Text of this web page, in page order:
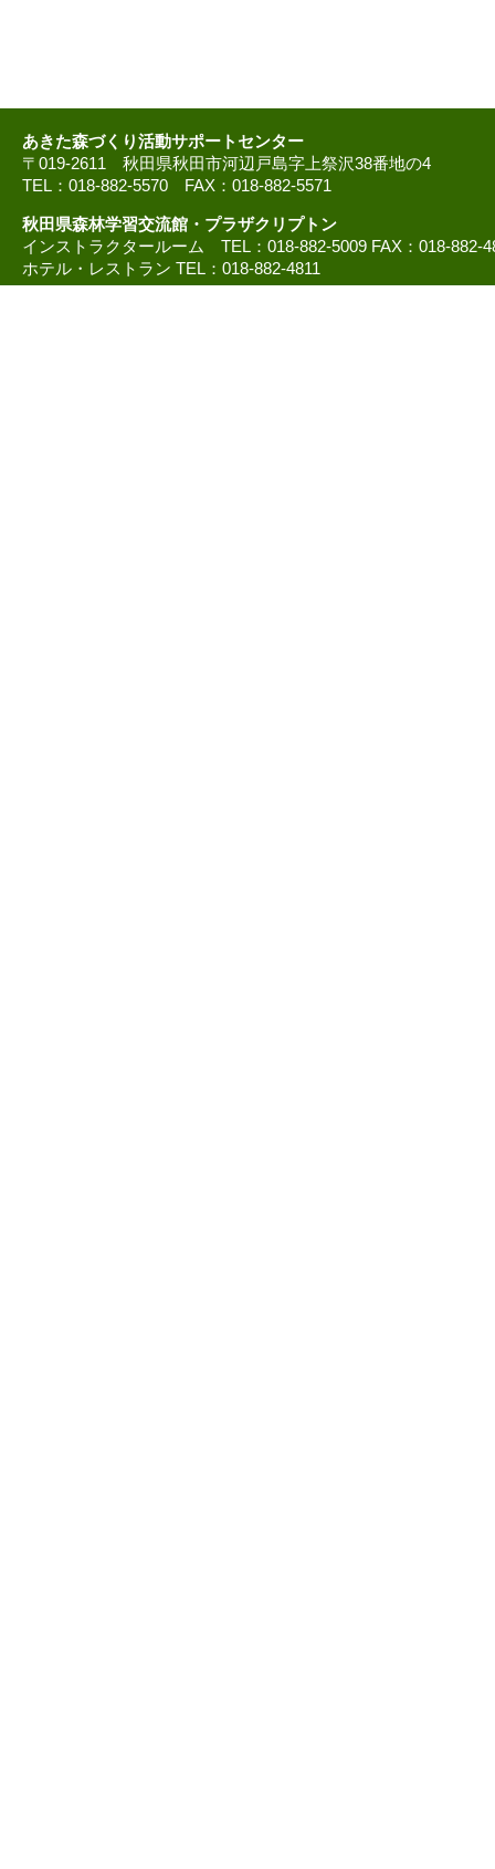
あきた森づくり活動サポートセンター
〒019-2611 秋田県秋田市河辺戸島字上祭沢38番地の4
TEL：018-882-5570 FAX：018-882-5571
秋田県森林学習交流館・プラザクリプトン
インストラクタールーム TEL：018-882-5009 FAX：018-882-
ホテル・レストラン TEL：018-882-4811